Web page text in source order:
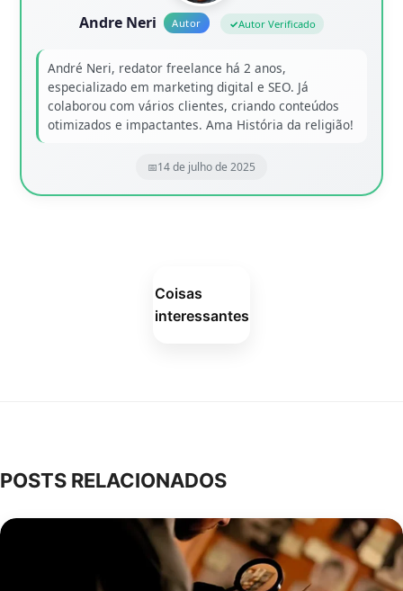
Andre Neri Autor Verificado
André Neri, redator freelance há 2 anos,
especializado em marketing digital e SEO. Já
colaborou com vários clientes, criando conteúdos
otimizados e impactantes. Ama História da religião!
14 de julho de 2025
Coisas
interessantes
POSTS RELACIONADOS